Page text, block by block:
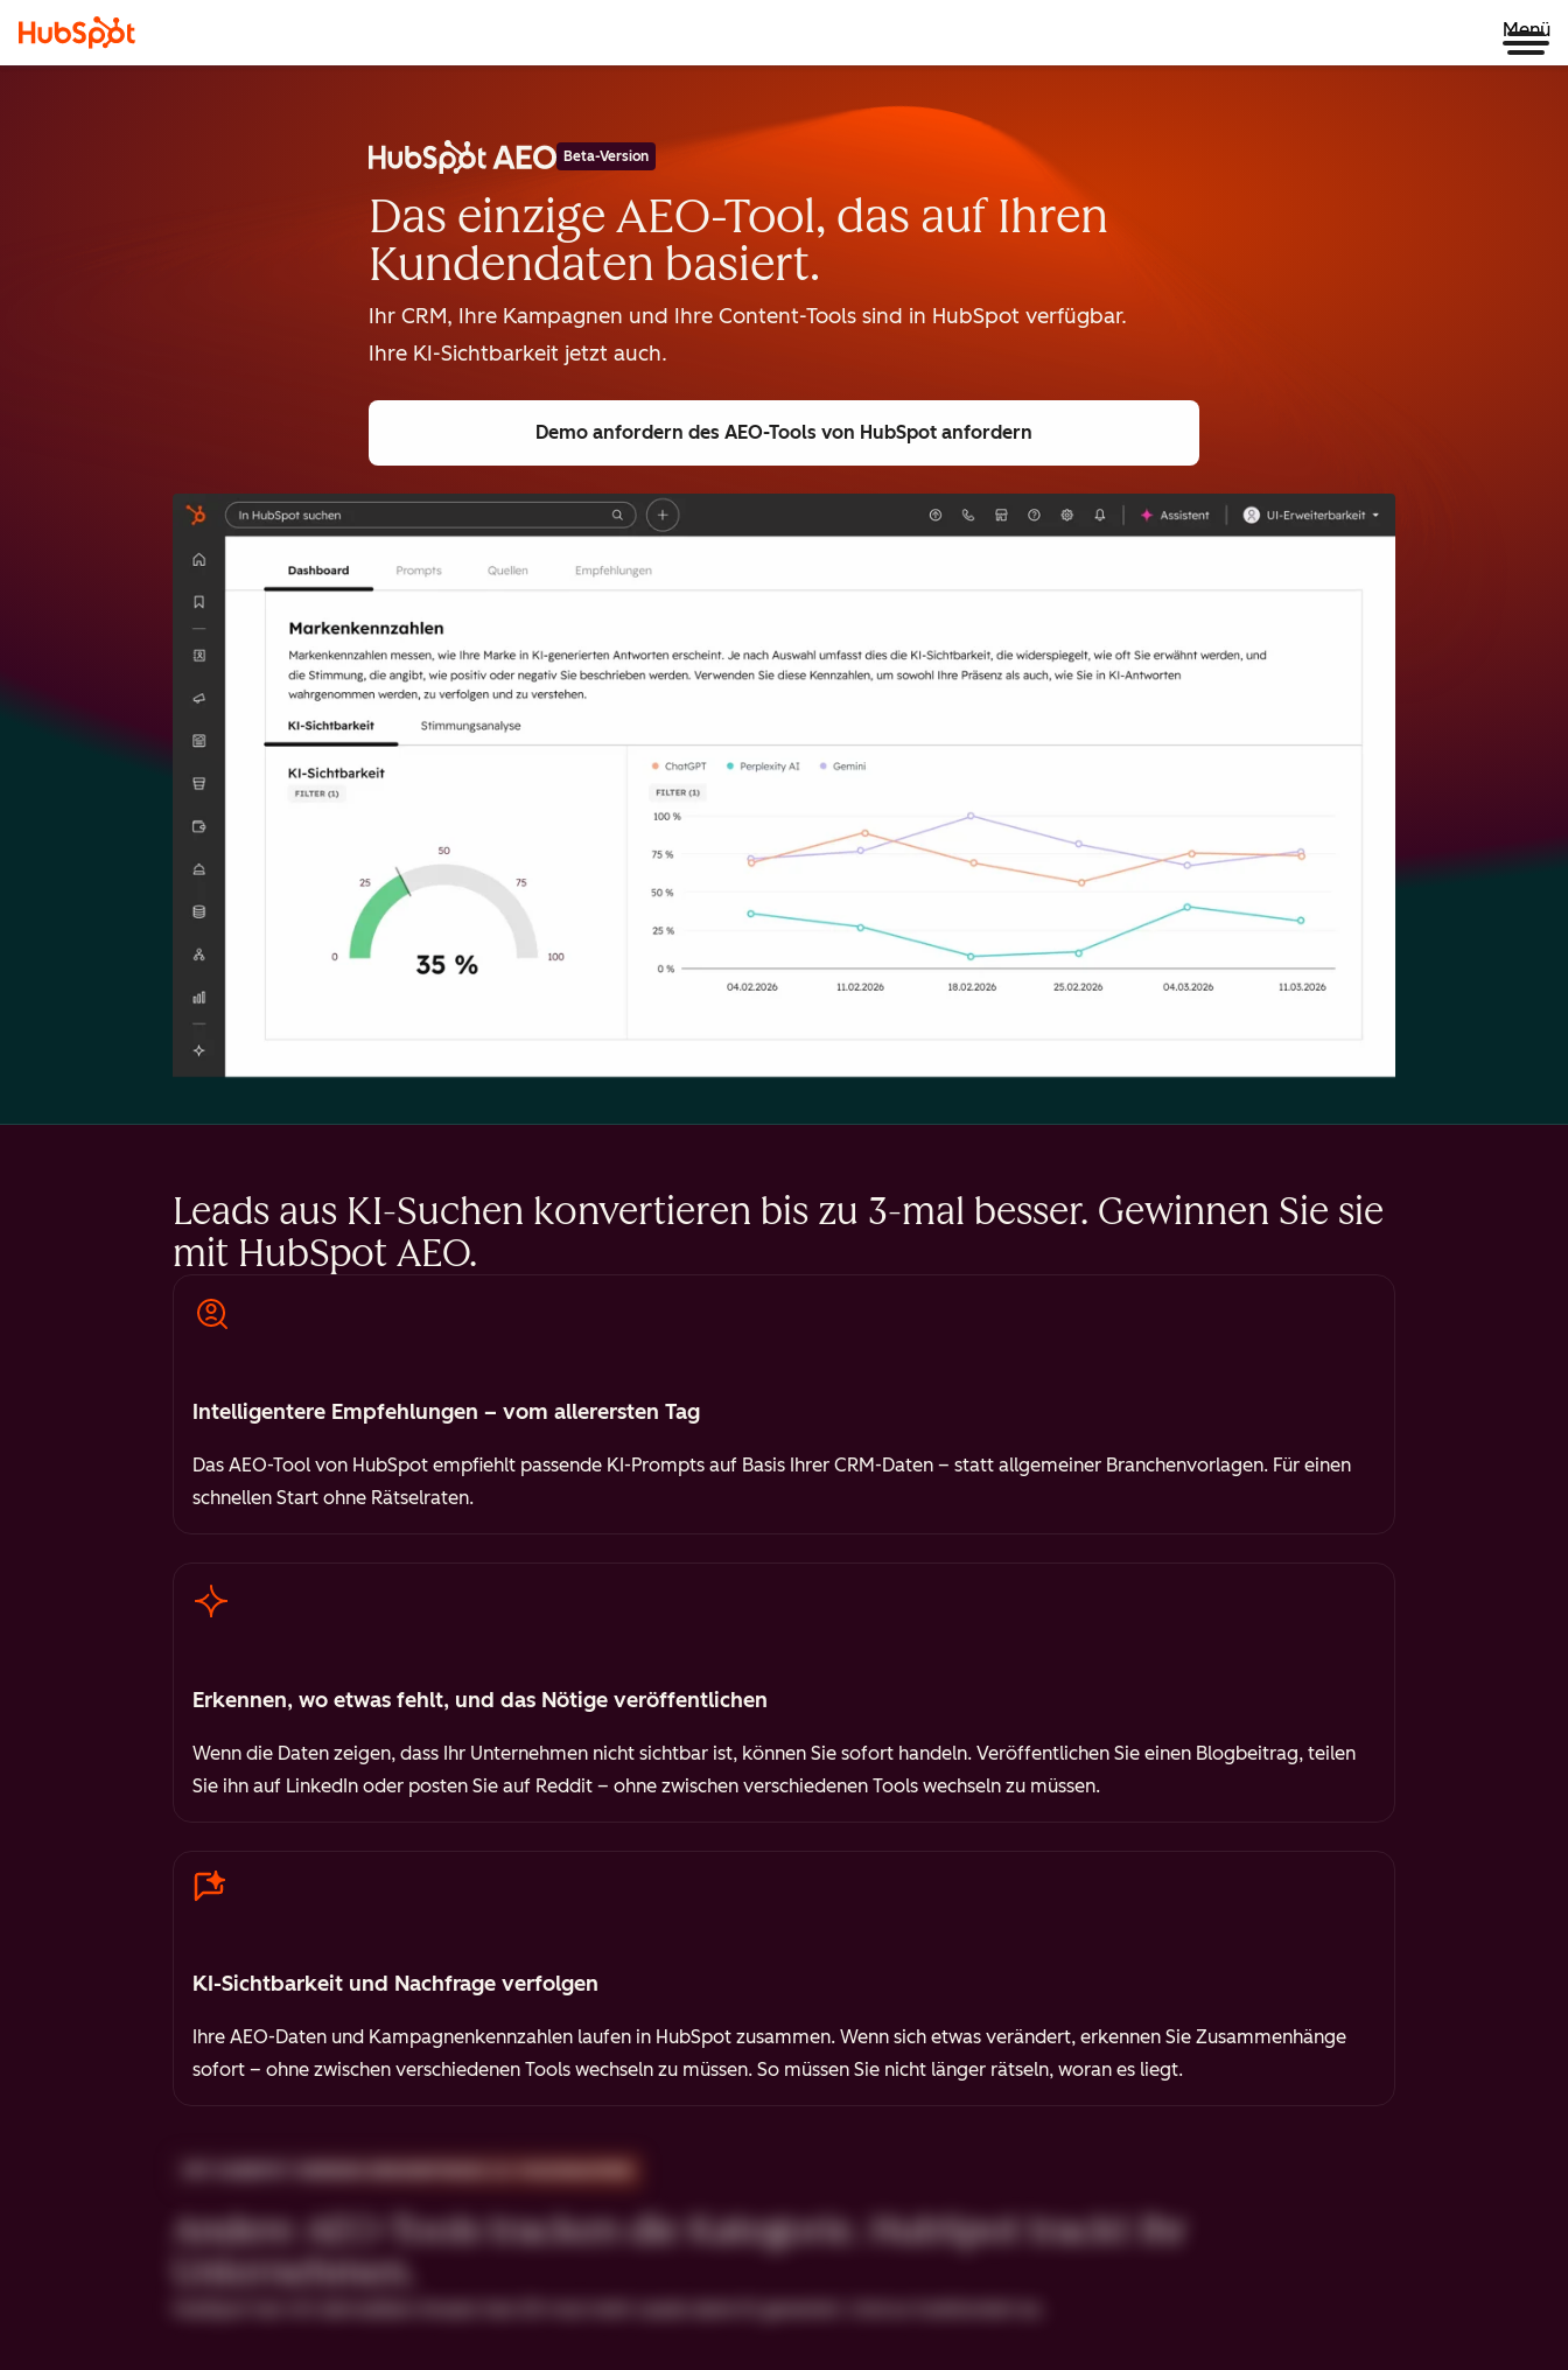
Menü
Beta-Version
Das einzige AEO-Tool, das auf Ihren
Kundendaten basiert.
Ihr CRM, Ihre Kampagnen und Ihre Content-Tools sind in HubSpot verfügbar.
Ihre KI-Sichtbarkeit jetzt auch.
Demo anfordern des AEO-Tools von HubSpot anfordern
Leads aus KI-Suchen konvertieren bis zu 3-mal besser. Gewinnen Sie sie
mit HubSpot AEO.
Intelligentere Empfehlungen – vom allerersten Tag
Das AEO-Tool von HubSpot empfiehlt passende KI-Prompts auf Basis Ihrer CRM-Daten – statt allgemeiner Branchenvorlagen. Für einen
schnellen Start ohne Rätselraten.
Erkennen, wo etwas fehlt, und das Nötige veröffentlichen
Wenn die Daten zeigen, dass Ihr Unternehmen nicht sichtbar ist, können Sie sofort handeln. Veröffentlichen Sie einen Blogbeitrag, teilen
Sie ihn auf LinkedIn oder posten Sie auf Reddit – ohne zwischen verschiedenen Tools wechseln zu müssen.
KI-Sichtbarkeit und Nachfrage verfolgen
Ihre AEO-Daten und Kampagnenkennzahlen laufen in HubSpot zusammen. Wenn sich etwas verändert, erkennen Sie Zusammenhänge
sofort – ohne zwischen verschiedenen Tools wechseln zu müssen. So müssen Sie nicht länger rätseln, woran es liegt.
Andere AEO-Tools tracken die Kategorie. HubSpot trackt Ihr
Unternehmen.